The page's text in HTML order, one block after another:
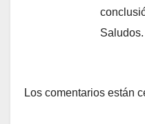
Saludos.
Los comentarios están